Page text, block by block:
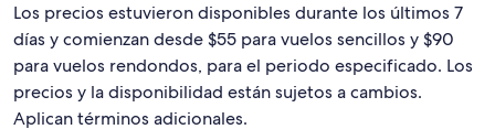
Los precios estuvieron disponibles durante los últimos 7
días y comienzan desde $55 para vuelos sencillos y $90
para vuelos rendondos, para el periodo especificado. Los
precios y la disponibilidad están sujetos a cambios.
Aplican términos adicionales.